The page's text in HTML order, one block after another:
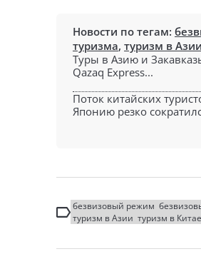
Новости по тегам:
туризма, туризм в Азии
Туры в Азию и
Qazaq Express...
Поток китайских
Японию резко
безвизовый режим
туризм в Азии туризм в Китае